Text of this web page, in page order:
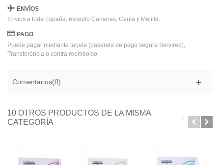
ENVÍOS
Envios a toda España, excepto Canarias, Ceuta y Melilla.
PAGO
Puede pagar mediante tarjeta (pasarela de pago segura Servired),
Transferéncia o contra reembolso.
Comentarios(0)
10 OTROS PRODUCTOS DE LA MISMA
CATEGORÍA